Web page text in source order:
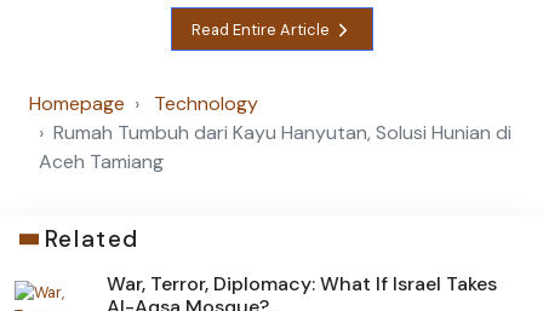
Read Entire Article
Homepage
Technology
Rumah Tumbuh dari Kayu Hanyutan, Solusi Hunian di
Aceh Tamiang
Related
War, Terror, Diplomacy: What If Israel Takes